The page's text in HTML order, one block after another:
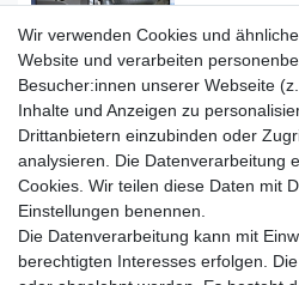
1.149,00 € *
In
inkl. ges. MwSt.
Zahlung und Versand
Wir verwenden Cookies und
Website und verarbeiten
Besucher:innen unserer Webseite
Inhalte und Anzeigen zu
Drittanbietern einzubinden oder
analysieren. Die Datenverarbeitung
Cookies. Wir teilen diese Daten mit
Einstellungen benennen.
Die Datenverarbeitung kann mit
berechtigten Interesses erfolgen.